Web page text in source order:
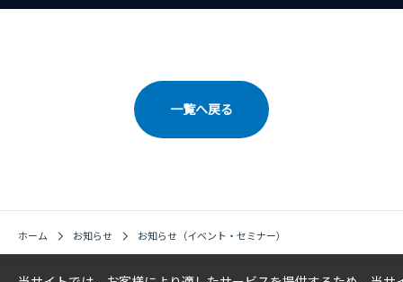
一覧へ戻る
ホーム お知らせ お知らせ（イベント・セミナー）